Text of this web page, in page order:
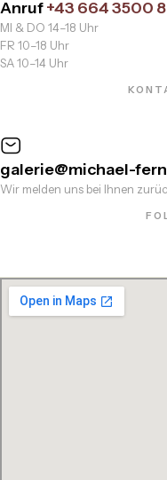
Anruf+43 664 3500
MI & DO 14–18 Uhr
FR 10–18 Uhr
SA 10–14 Uhr
galerie@michael-
Wir melden uns bei Ihnen